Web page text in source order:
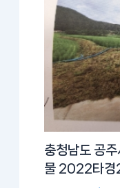
충청남도 공
물 2022타